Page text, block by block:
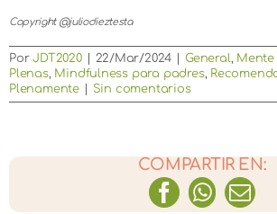
Copyright @juliodieztesta
PorJDT2020 22/Mar/2024 General,
Plenas, Mindfulness para padres,
Plenamente
Sin comentarios
COMPARTIR EN:
Facebook